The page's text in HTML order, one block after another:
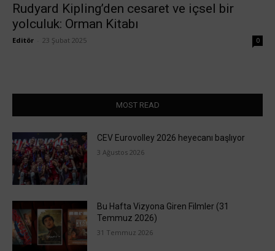
Rudyard Kipling’den cesaret ve içsel bir
yolculuk: Orman Kitabı
Editör 23 Şubat 2025 0
MOST READ
CEV Eurovolley 2026 heyecanı başlıyor
3 Ağustos 2026
Bu Hafta Vizyona Giren Filmler (31
Temmuz 2026)
31 Temmuz 2026